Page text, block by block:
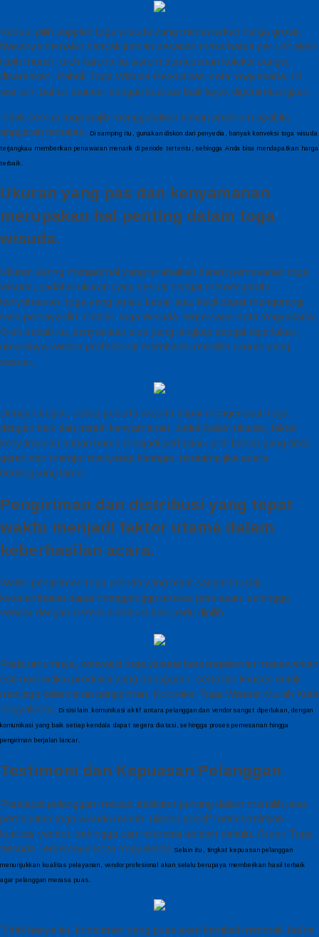
Kedua, pilih supplier toga wisuda yang menawarkan harga grosir,
biasanya semakin banyak jumlah pesanan maka harga per unit akan
lebih murah, oleh karena itu sistem pemesanan kolektif sangat
disarankan. Pabrik Toga Wisuda Berkualitas Kota Yogyakarta, Di
sisi lain, bahan standar dengan kualitas baik layak dipertimbangkan.
Tidak semua toga wajib menggunakan bahan premium apabila
anggaran terbatas. Di samping itu, gunakan diskon dari penyedia, banyak konveksi toga wisuda
terjangkau memberikan penawaran menarik di periode tertentu, sehingga Anda bisa mendapatkan harga
terbaik.
Ukuran yang pas dan kenyamanan
merupakan hal penting dalam toga
wisuda.
Ukuran sering menjadi hal yang terabaikan dalam pemesanan toga
wisuda, padahal ukuran yang sesuai sangat memengaruhi
kenyamanan, toga yang terlalu besar atau kecil dapat mengurangi
rasa percaya diri. Pabrik Toga Wisuda Terpercaya Kota Yogyakarta,
Oleh sebab itu, penyediaan size yang lengkap sangat diperlukan,
umumnya vendor profesional membantu memilih ukuran yang
sesuai.
Dengan begitu, setiap peserta wisuda dapat mengenakan toga
dengan baik dan penuh kenyamanan. Judul Selain ukuran, faktor
kenyamanan bahan harus menjadi perhatian, pilih bahan yang tidak
gerah dan mampu menyerap keringat, terutama jika acara
berlangsung lama.
Pengiriman dan distribusi yang tepat
waktu menjadi faktor utama dalam
keberhasilan acara.
Waktu pengiriman toga wisuda yang tepat sangat krusial,
keterlambatan dapat mengganggu proses persiapan, sehingga
vendor dengan sistem distribusi baik perlu dipilih.
Pada umumnya, konveksi toga wisuda berpengalaman menawarkan
estimasi waktu produksi yang transparan, serta tim khusus untuk
menjaga kelancaran pengiriman. Konveksi Toga Wisuda Murah Kota
Yogyakarta, Di sisi lain, komunikasi aktif antara pelanggan dan vendor sangat diperlukan, dengan
komunikasi yang baik setiap kendala dapat segera diatasi, sehingga proses pemesanan hingga
pengiriman berjalan lancar.
Testimoni dan Kepuasan Pelanggan
Pendapat pelanggan menjadi indikator penting dalam memilih jasa
pembuatan toga wisuda murah, ulasan positif mencerminkan
kualitas vendor, sehingga cari referensi terlebih dahulu. Grosir Toga
Wisuda Terpercaya Kota Yogyakarta Selain itu, tingkat kepuasan pelanggan
menunjukkan kualitas pelayanan, vendor profesional akan selalu berupaya memberikan hasil terbaik
agar pelanggan merasa puas.
Tidak hanya itu, konsumen yang puas akan kembali membeli, hal ini